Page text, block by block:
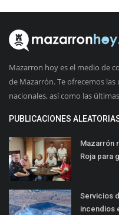
Mazarron hoy es el medio de
de Mazarrón. Te ofrecemos
nacionales, así como las
PUBLICACIONES
Mazarrón
Roja para
Servicios
incendios